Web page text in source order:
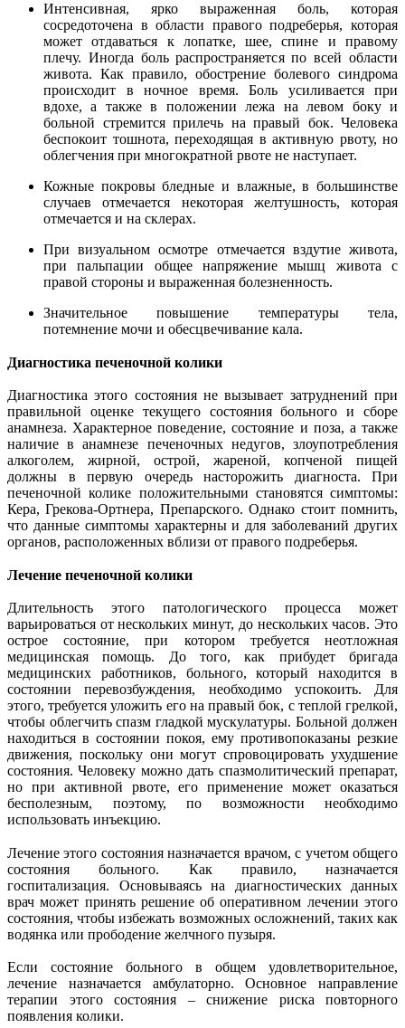
Интенсивная, ярко выраженная боль, которая
сосредоточена в области правого подреберья, которая
может отдаваться к лопатке, шее, спине и правому
плечу. Иногда боль распространяется по всей области
живота. Как правило, обострение болевого синдрома
происходит в ночное время. Боль усиливается при
вдохе, а также в положении лежа на левом боку и
больной стремится прилечь на правый бок. Человека
беспокоит тошнота, переходящая в активную рвоту, но
облегчения при многократной рвоте не наступает.
Кожные покровы бледные и влажные, в большинстве
случаев отмечается некоторая желтушность, которая
отмечается и на склерах.
При визуальном осмотре отмечается вздутие живота,
при пальпации общее напряжение мышц живота с
правой стороны и выраженная болезненность.
Значительное повышение температуры тела,
потемнение мочи и обесцвечивание кала.
Диагностика печеночной колики
Диагностика этого состояния не вызывает затруднений при
правильной оценке текущего состояния больного и сборе
анамнеза. Характерное поведение, состояние и поза, а также
наличие в анамнезе печеночных недугов, злоупотребления
алкоголем, жирной, острой, жареной, копченой пищей
должны в первую очередь насторожить диагноста. При
печеночной колике положительными становятся симптомы:
Кера, Грекова-Ортнера, Препарского. Однако стоит помнить,
что данные симптомы характерны и для заболеваний других
органов, расположенных вблизи от правого подреберья.
Лечение печеночной колики
Длительность этого патологического процесса может
варьироваться от нескольких минут, до нескольких часов. Это
острое состояние, при котором требуется неотложная
медицинская помощь. До того, как прибудет бригада
медицинских работников, больного, который находится в
состоянии перевозбуждения, необходимо успокоить. Для
этого, требуется уложить его на правый бок, с теплой грелкой,
чтобы облегчить спазм гладкой мускулатуры. Больной должен
находиться в состоянии покоя, ему противопоказаны резкие
движения, поскольку они могут спровоцировать ухудшение
состояния. Человеку можно дать спазмолитический препарат,
но при активной рвоте, его применение может оказаться
бесполезным, поэтому, по возможности необходимо
использовать инъекцию.
Лечение этого состояния назначается врачом, с учетом общего
состояния больного. Как правило, назначается
госпитализация. Основываясь на диагностических данных
врач может принять решение об оперативном лечении этого
состояния, чтобы избежать возможных осложнений, таких как
водянка или прободение желчного пузыря.
Если состояние больного в общем удовлетворительное,
лечение назначается амбулаторно. Основное направление
терапии этого состояния – снижение риска повторного
появления колики.